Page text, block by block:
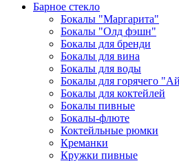
Барное стекло
Бокалы "Маргарита"
Бокалы "Олд фэшн"
Бокалы для бренди
Бокалы для вина
Бокалы для воды
Бокалы для горячего
Бокалы для коктейлей
Бокалы пивные
Бокалы-флюте
Коктейльные рюмки
Креманки
Кружки пивные